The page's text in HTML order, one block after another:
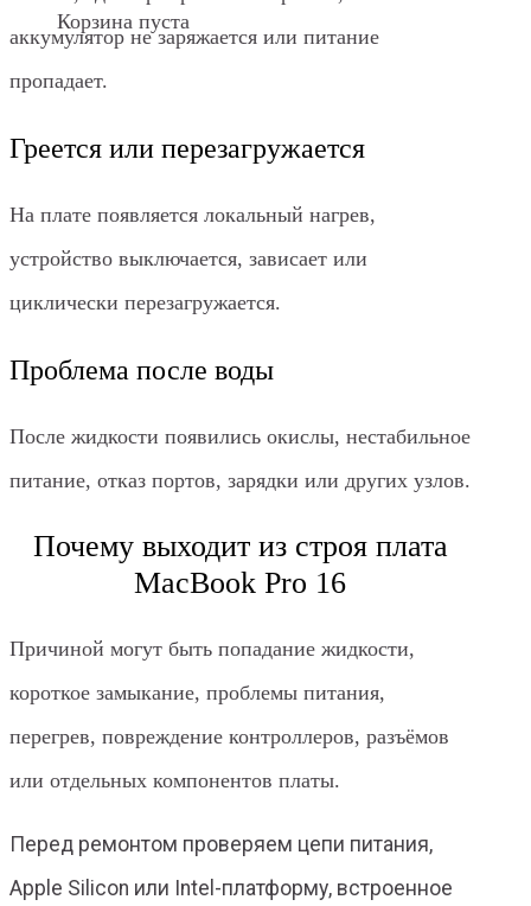
Корзина пуста
аккумулятор не заряжается или питание
пропадает.
Греется или перезагружается
На плате появляется локальный нагрев,
устройство выключается, зависает или
циклически перезагружается.
Проблема после воды
После жидкости появились окислы, нестабильное
питание, отказ портов, зарядки или других узлов.
Почему выходит из строя плата
MacBook Pro 16
Причиной могут быть попадание жидкости,
короткое замыкание, проблемы питания,
перегрев, повреждение контроллеров, разъёмов
или отдельных компонентов платы.
Перед ремонтом проверяем цепи питания,
Apple Silicon или Intel-платформу, встроенное